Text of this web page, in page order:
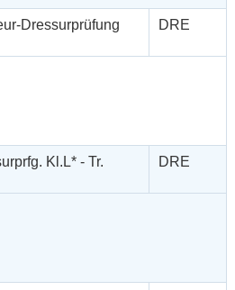
Dressurprüfung
DRE
Kl.L* - Tr. DRE